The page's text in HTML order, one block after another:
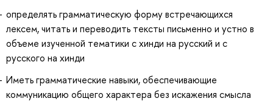
определять грамматическую форму встречающихся
лексем, читать и переводить тексты письменно и устно в
объеме изученной тематики с хинди на русский и с
русского на хинди
Иметь грамматические навыки, обеспечивающие
коммуникацию общего характера без искажения смысла